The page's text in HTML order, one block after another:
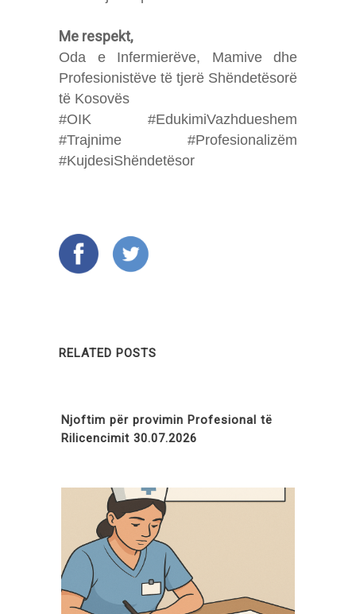
Me respekt,
Oda e Infermierëve, Mamive dhe
Profesionistëve të tjerë Shëndetësorë
të Kosovës
#OIK #EdukimiVazhdueshem
#Trajnime #Profesionalizëm
#KujdesiShëndetësor
RELATED POSTS
Njoftim për provimin Profesional të
Rilicencimit 30.07.2026